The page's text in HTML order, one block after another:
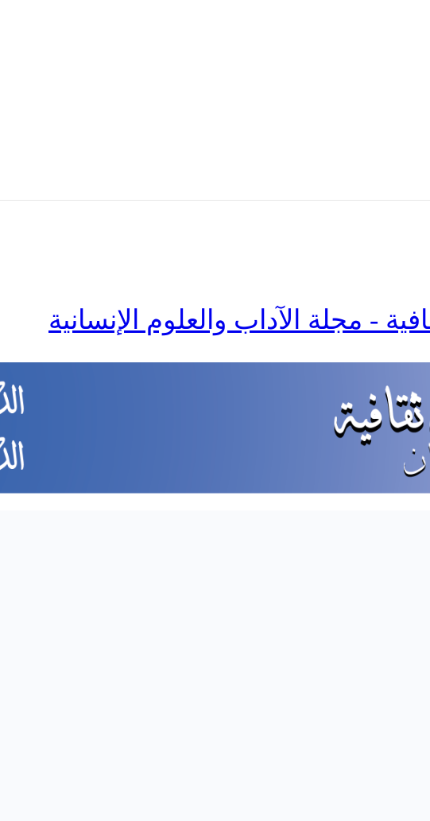
- مجلة الآداب والعلوم الإنسانية